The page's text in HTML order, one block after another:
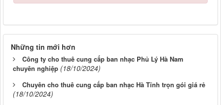
Những tin mới hơn
Công ty cho thuê cung cấp ban nhạc Phủ Lý Hà Nam
chuyên nghiệp (18/10/2024)
Chuyên cho thuê cung cấp ban nhạc Hà Tĩnh trọn gói giá rẻ
(18/10/2024)